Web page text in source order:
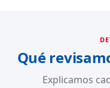
Qué
Explicamos